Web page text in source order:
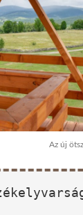
Az új